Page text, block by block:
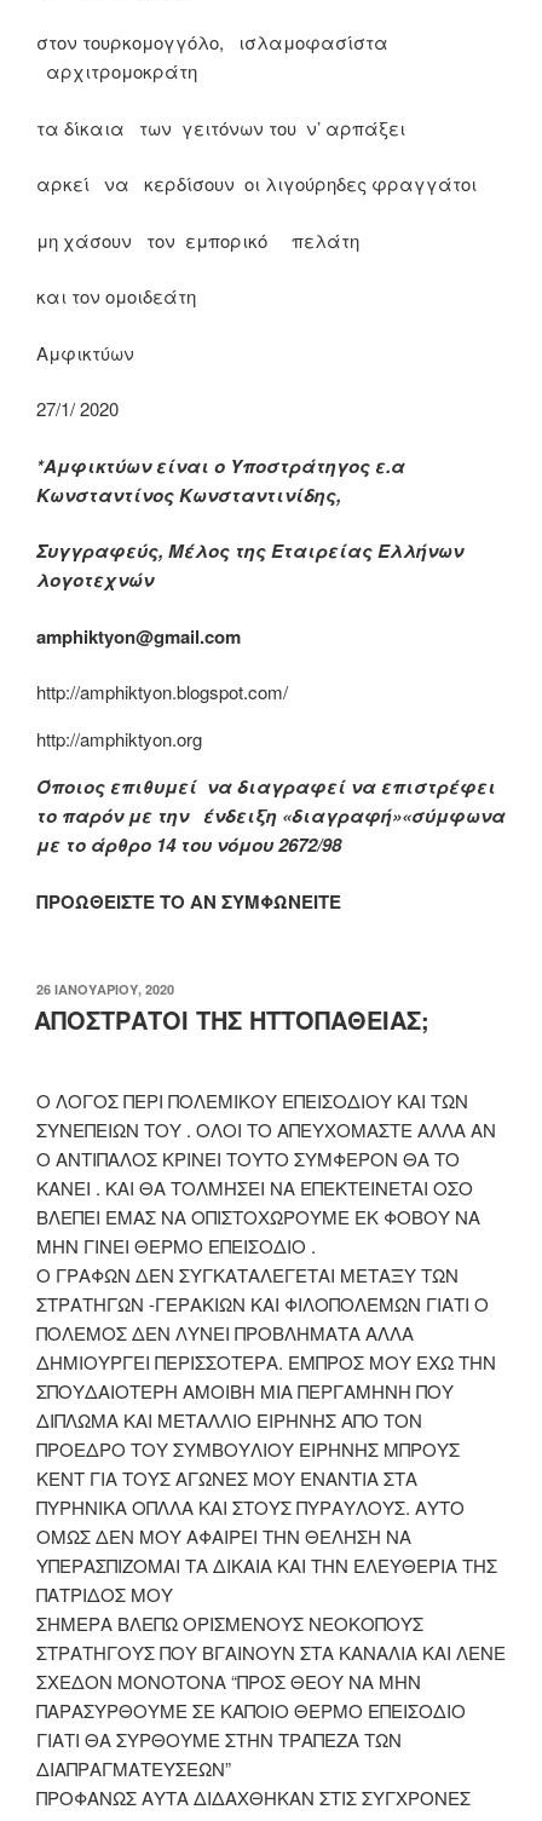
στον τουρκομογγόλο, ισλαμοφασίστα
αρχιτρομοκράτη
τα δίκαια των γειτόνων του ν’ αρπάξει
αρκεί να κερδίσουν οι λιγούρηδες φραγγάτοι
μη χάσουν τον εμπορικό πελάτη
και τον ομοιδεάτη
Αμφικτύων
27/1/ 2020
*Αμφικτύων είναι ο Υποστράτηγος ε.α
Κωνσταντίνος Κωνσταντινίδης,
Συγγραφεύς, Μέλος της Εταιρείας Ελλήνων
λογοτεχνών
amphiktyon@gmail.com
http://amphiktyon.blogspot.com/
http://amphiktyon.org
Όποιος επιθυμεί να διαγραφεί να επιστρέφει
το παρόν με την ένδειξη «διαγραφή»«σύμφωνα
με το άρθρο 14 του νόμου 2672/98
ΠΡΟΩΘΕΙΣΤΕ ΤΟ ΑΝ ΣΥΜΦΩΝΕΙΤΕ
ΔΗΜΟΣΙΕΎΤΗΚΕ
ΣΤΙΣ
26 ΙΑΝΟΥΑΡΊΟΥ, 2020
ΑΠΟΣΤΡΑΤΟΙ ΤΗΣ ΗΤΤΟΠΑΘΕΙΑΣ;
Ο ΛΟΓΟΣ ΠΕΡΙ ΠΟΛΕΜΙΚΟΥ ΕΠΕΙΣΟΔΙΟΥ ΚΑΙ ΤΩΝ
ΣΥΝΕΠΕΙΩΝ ΤΟΥ . ΟΛΟΙ ΤΟ ΑΠΕΥΧΟΜΑΣΤΕ ΑΛΛΑ ΑΝ
Ο ΑΝΤΙΠΑΛΟΣ ΚΡΙΝΕΙ ΤΟΥΤΟ ΣΥΜΦΕΡΟΝ ΘΑ ΤΟ
ΚΑΝΕΙ . ΚΑΙ ΘΑ ΤΟΛΜΗΣΕΙ ΝΑ ΕΠΕΚΤΕΙΝΕΤΑΙ ΟΣΟ
ΒΛΕΠΕΙ ΕΜΑΣ ΝΑ ΟΠΙΣΤΟΧΩΡΟΥΜΕ ΕΚ ΦΟΒΟΥ ΝΑ
ΜΗΝ ΓΙΝΕΙ ΘΕΡΜΟ ΕΠΕΙΣΟΔΙΟ .
Ο ΓΡΑΦΩΝ ΔΕΝ ΣΥΓΚΑΤΑΛΕΓΕΤΑΙ ΜΕΤΑΞΥ ΤΩΝ
ΣΤΡΑΤΗΓΩΝ -ΓΕΡΑΚΙΩΝ ΚΑΙ ΦΙΛΟΠΟΛΕΜΩΝ ΓΙΑΤΙ Ο
ΠΟΛΕΜΟΣ ΔΕΝ ΛΥΝΕΙ ΠΡΟΒΛΗΜΑΤΑ ΑΛΛΑ
ΔΗΜΙΟΥΡΓΕΙ ΠΕΡΙΣΣΟΤΕΡΑ. ΕΜΠΡΟΣ ΜΟΥ ΕΧΩ ΤΗΝ
ΣΠΟΥΔΑΙΟΤΕΡΗ ΑΜΟΙΒΗ ΜΙΑ ΠΕΡΓΑΜΗΝΗ ΠΟΥ
ΔΙΠΛΩΜΑ ΚΑΙ ΜΕΤΑΛΛΙΟ ΕΙΡΗΝΗΣ ΑΠΟ ΤΟΝ
ΠΡΟΕΔΡΟ ΤΟΥ ΣΥΜΒΟΥΛΙΟΥ ΕΙΡΗΝΗΣ ΜΠΡΟΥΣ
ΚΕΝΤ ΓΙΑ ΤΟΥΣ ΑΓΩΝΕΣ ΜΟΥ ΕΝΑΝΤΙΑ ΣΤΑ
ΠΥΡΗΝΙΚΑ ΟΠΛΛΑ ΚΑΙ ΣΤΟΥΣ ΠΥΡΑΥΛΟΥΣ. ΑΥΤΟ
ΟΜΩΣ ΔΕΝ ΜΟΥ ΑΦΑΙΡΕΙ ΤΗΝ ΘΕΛΗΣΗ ΝΑ
ΥΠΕΡΑΣΠΙΖΟΜΑΙ ΤΑ ΔΙΚΑΙΑ ΚΑΙ ΤΗΝ ΕΛΕΥΘΕΡΙΑ ΤΗΣ
ΠΑΤΡΙΔΟΣ ΜΟΥ
ΣΗΜΕΡΑ ΒΛΕΠΩ ΟΡΙΣΜΕΝΟΥΣ ΝΕΟΚΟΠΟΥΣ
ΣΤΡΑΤΗΓΟΥΣ ΠΟΥ ΒΓΑΙΝΟΥΝ ΣΤΑ ΚΑΝΑΛΙΑ ΚΑΙ ΛΕΝΕ
ΣΧΕΔΟΝ ΜΟΝΟΤΟΝΑ “ΠΡΟΣ ΘΕΟΥ ΝΑ ΜΗΝ
ΠΑΡΑΣΥΡΘΟΥΜΕ ΣΕ ΚΑΠΟΙΟ ΘΕΡΜΟ ΕΠΕΙΣΟΔΙΟ
ΓΙΑΤΙ ΘΑ ΣΥΡΘΟΥΜΕ ΣΤΗΝ ΤΡΑΠΕΖΑ ΤΩΝ
ΔΙΑΠΡΑΓΜΑΤΕΥΣΕΩΝ”
ΠΡΟΦΑΝΩΣ ΑΥΤΑ ΔΙΔΑΧΘΗΚΑΝ ΣΤΙΣ ΣΥΓΧΡΟΝΕΣ